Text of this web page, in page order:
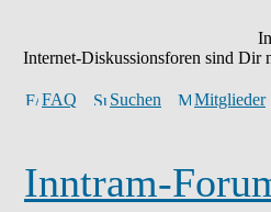
Internet-Diskussionsforen sind Dir
FAQ Suchen Mitglieder
Inntram-